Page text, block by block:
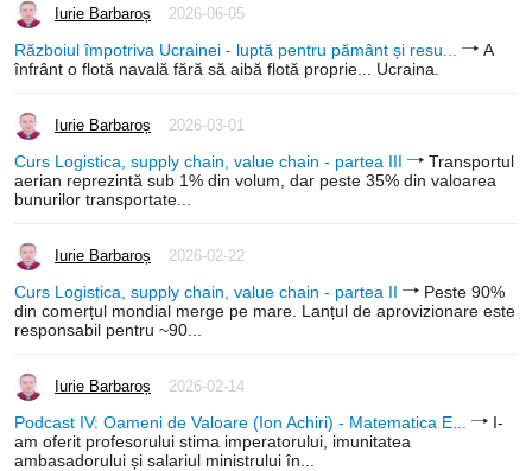
Iurie Barbaroș 2026-06-05
Războiul împotriva Ucrainei - luptă pentru pământ și resu...
A
înfrânt o flotă navală fără să aibă flotă proprie... Ucraina.
Iurie Barbaroș 2026-03-01
Curs Logistica, supply chain, value chain - partea III
Transportul
aerian reprezintă sub 1% din volum, dar peste 35% din valoarea
bunurilor transportate...
Iurie Barbaroș 2026-02-22
Curs Logistica, supply chain, value chain - partea II
Peste 90%
din comerțul mondial merge pe mare. Lanțul de aprovizionare este
responsabil pentru ~90...
Iurie Barbaroș 2026-02-14
Podcast IV: Oameni de Valoare (Ion Achiri) - Matematica E...
I-
am oferit profesorului stima imperatorului, imunitatea
ambasadorului și salariul ministrului în...